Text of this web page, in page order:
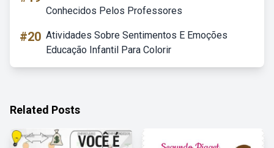
Conhecidos Pelos Professores
#20 Atividades Sobre Sentimentos E Emoções
Educação Infantil Para Colorir
Related Posts